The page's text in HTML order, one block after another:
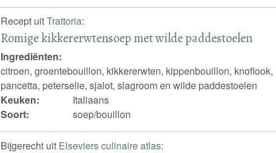
Recept uitTrattoria:
Romige kikkererwtensoep met wilde paddestoelen
Ingrediënten:
citroen, groentebouillon, kikkererwten, kippenbouillon, knoflook,
pancetta, peterselie, sjalot, slagroom en wilde paddestoelen
Keuken:
Italiaans
Soort:
soep/bouillon
Bijgerecht uit Elseviers culinaire atlas: